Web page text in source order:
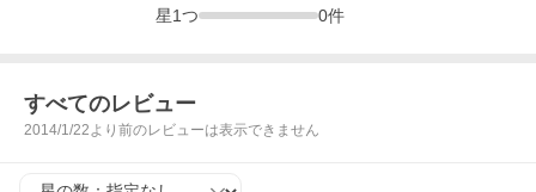
星1つ 0件
すべてのレビュー
2014/1/22より前のレビューは表示できません
星の数